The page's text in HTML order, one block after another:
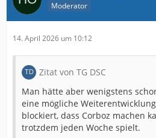
Moderator
14. April 2026 um 10:12
Zitat von TG DSC
Man hätte aber wenigstens
eine mögliche
blockiert, dass Corboz machen
trotzdem jeden Woche spielt.